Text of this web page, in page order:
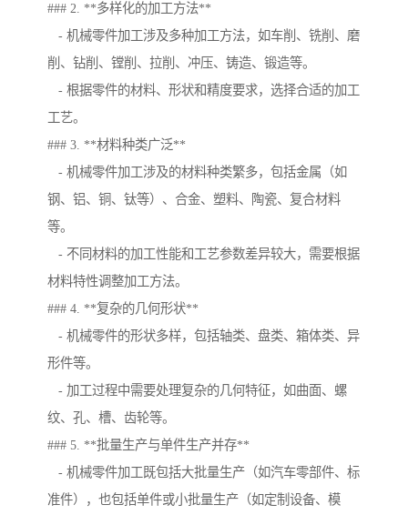
### 2. **多样化的加工方法**
- 机械零件加工涉及多种加工方法，如车削、铣削、磨
削、钻削、镗削、拉削、冲压、铸造、锻造等。
- 根据零件的材料、形状和精度要求，选择合适的加工
工艺。
### 3. **材料种类广泛**
- 机械零件加工涉及的材料种类繁多，包括金属（如
钢、铝、铜、钛等）、合金、塑料、陶瓷、复合材料
等。
- 不同材料的加工性能和工艺参数差异较大，需要根据
材料特性调整加工方法。
### 4. **复杂的几何形状**
- 机械零件的形状多样，包括轴类、盘类、箱体类、异
形件等。
- 加工过程中需要处理复杂的几何特征，如曲面、螺
纹、孔、槽、齿轮等。
### 5. **批量生产与单件生产并存**
- 机械零件加工既包括大批量生产（如汽车零部件、标
准件），也包括单件或小批量生产（如定制设备、模